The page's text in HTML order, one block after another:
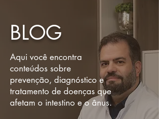
BLOG
Aqui você encontra
conteúdos sobre
prevenção, diagnóstico e
tratamento de doenças que
afetam o intestino e o ânus.